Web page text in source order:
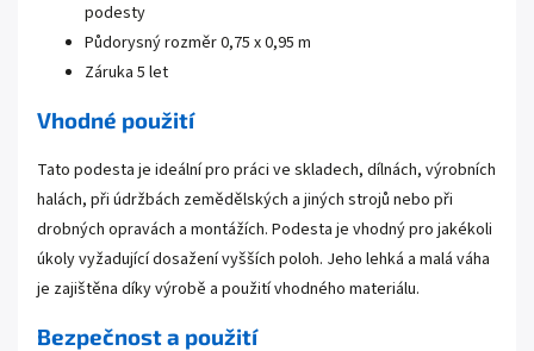
podesty
Půdorysný rozměr 0,75 x 0,95 m
Záruka 5 let
Vhodné použití
Tato podesta je ideální pro práci ve skladech, dílnách, výrobních
halách, při údržbách zemědělských a jiných strojů nebo při
drobných opravách a montážích. Podesta je vhodný pro jakékoli
úkoly vyžadující dosažení vyšších poloh. Jeho lehká a malá váha
je zajištěna díky výrobě a použití vhodného materiálu.
Bezpečnost a použití